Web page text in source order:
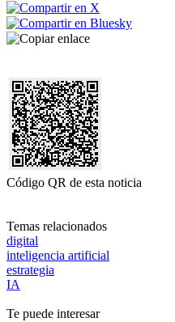
Código QR de esta noticia
Temas relacionados
digital
inteligencia artificial
estrategia
IA
Te puede interesar